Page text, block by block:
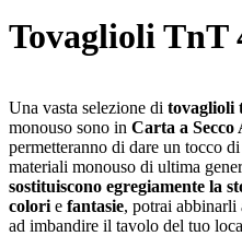
Tovaglioli TnT
Una vasta selezione di tovaglioli
monouso sono in Carta a Secco
permetteranno di dare un tocco di
materiali monouso di ultima
sostituiscono egregiamente la
colori e fantasie, potrai abbinarli
ad imbandire il tavolo del tuo